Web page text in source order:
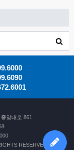
앙대로 861
RESERVED.